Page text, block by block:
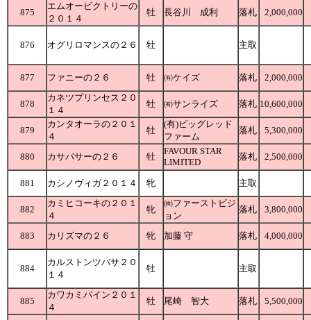
875
エムオービクトリーの
２０１４
牡 長谷川 成利 落札 2,000,000
876 オグリロマンスの２６ 牡 主取
877 ファニーの２６ 牡 ㈲ケイズ 落札 2,000,000
878
カネツプリンセス２０
１４
牡 ㈲サンライズ 落札 10,600,000
879
カンタオーラの２０１
４
牡
(有)ビッグレッド
ファーム
落札 5,300,000
880 カサパサーの２６ 牡
FAVOUR STAR
LIMITED
落札 2,500,000
881 カシノヴィガ２０１４ 牝 主取
882
カミヒコーキの２０１
４
牝
㈱ファーストビジ
ョン
落札 3,800,000
883 カリズマの２６ 牝 加藤 守 落札 4,000,000
884
カルストンツバサ２０
１４
牡 主取
885
カワカミパイン２０１
４
牡 尾崎 智大 落札 5,500,000